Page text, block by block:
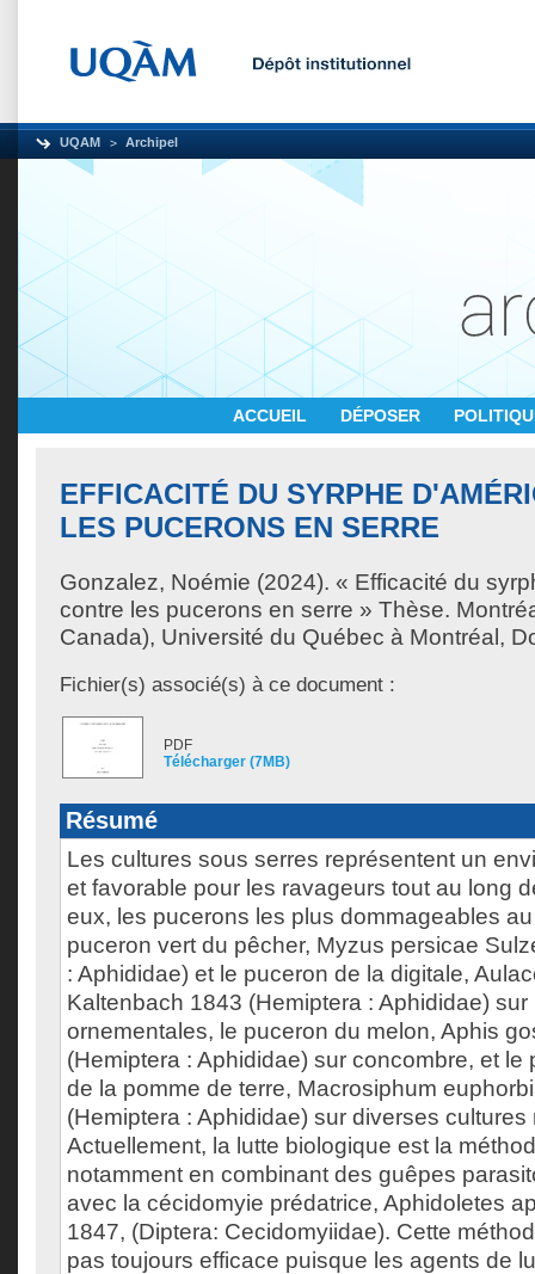
UQAM Archipel
ACCUEIL DÉPOSER
EFFICACITÉ DU SYRPHE
LES PUCERONS EN SERRE
Gonzalez, Noémie (2024). « Efficacité du
contre les pucerons en serre » Thèse.
Canada), Université du Québec à Montréal,
Fichier(s) associé(s) à ce document :
PDF
Télécharger (7MB)
Résumé
Les cultures sous serres représentent un
et favorable pour les ravageurs tout au long
eux, les pucerons les plus dommageables
puceron vert du pêcher, Myzus persicae
: Aphididae) et le puceron de la digitale,
Kaltenbach 1843 (Hemiptera : Aphididae)
ornementales, le puceron du melon, Aphis
(Hemiptera : Aphididae) sur concombre, et le
de la pomme de terre, Macrosiphum
(Hemiptera : Aphididae) sur diverses cultures
Actuellement, la lutte biologique est la
notamment en combinant des guêpes
avec la cécidomyie prédatrice, Aphidoletes
1847, (Diptera: Cecidomyiidae). Cette
pas toujours efficace puisque les agents de